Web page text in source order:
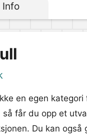
Info
en egen
får du opp et
Du kan